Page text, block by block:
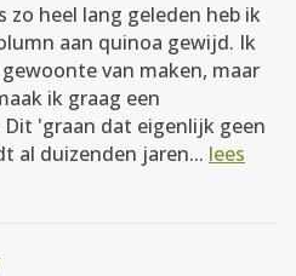
zo heel lang geleden heb ik
aan quinoa gewijd. Ik
van maken, maar
ik graag een
'graan dat eigenlijk geen
al duizenden jaren... lees